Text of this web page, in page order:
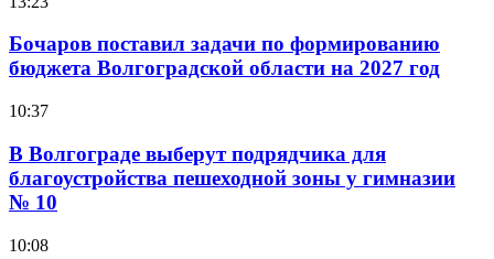
Бочаров поставил задачи по формированию
бюджета Волгоградской области на 2027 год
10:37
В Волгограде выберут подрядчика для
благоустройства пешеходной зоны у гимназии
№ 10
10:08